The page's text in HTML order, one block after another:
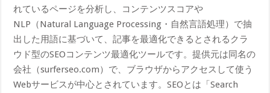
れているページを分析し、コンテンツスコアや
NLP（Natural Language Processing・自然言語処理）で抽
出した用語に基づいて、記事を最適化できるとされるクラ
ウド型のSEOコンテンツ最適化ツールです。提供元は同名の
会社（surferseo.com）で、ブラウザからアクセスして使う
Webサービスが中心とされています。SEOとは「Search